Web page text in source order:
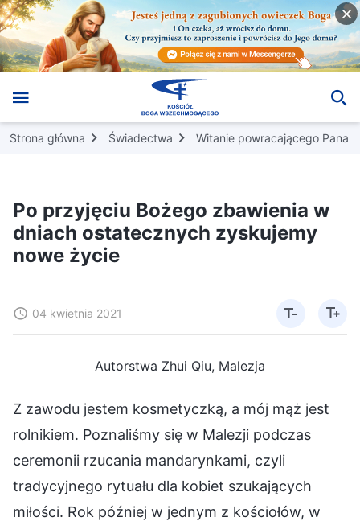
Strona główna Świadectwa Witanie powracającego Pana
Po przyjęciu Bożego zbawienia w
dniach ostatecznych zyskujemy
nowe życie
04 kwietnia 2021
Autorstwa Zhui Qiu, Malezja
Z zawodu jestem kosmetyczką, a mój mąż jest
rolnikiem. Poznaliśmy się w Malezji podczas
ceremonii rzucania mandarynkami, czyli
tradycyjnego rytuału dla kobiet szukających
miłości. Rok później w jednym z kościołów, w